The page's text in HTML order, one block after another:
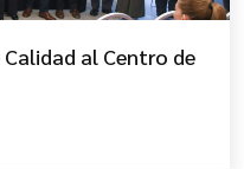
al Centro de